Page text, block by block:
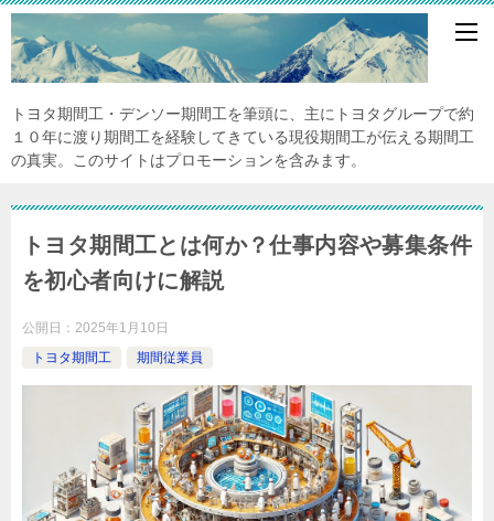
トヨタ期間工・デンソー期間工を筆頭に、主にトヨタグループで約
１０年に渡り期間工を経験してきている現役期間工が伝える期間工
の真実。このサイトはプロモーションを含みます。
トヨタ期間工とは何か？仕事内容や募集条件
を初心者向けに解説
公開日： 2025年1月10日
トヨタ期間工
期間従業員